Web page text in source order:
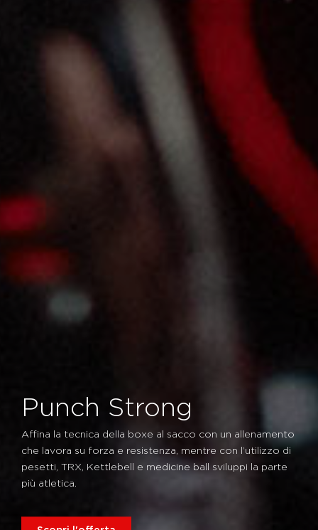
Punch Strong
Affina la tecnica della boxe al sacco con un allenamento
che lavora su forza e resistenza, mentre con l’utilizzo di
pesetti, TRX, Kettlebell e medicine ball sviluppi la parte
più atletica.